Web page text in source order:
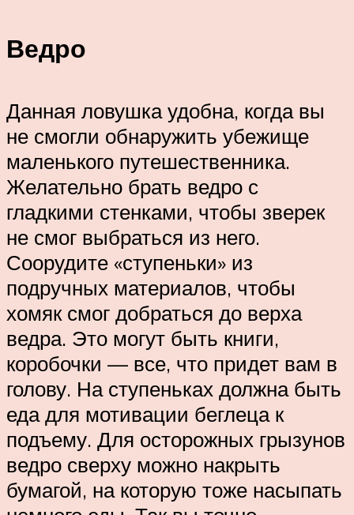
Ведро
Данная ловушка удобна, когда вы
не смогли обнаружить убежище
маленького путешественника.
Желательно брать ведро с
гладкими стенками, чтобы зверек
не смог выбраться из него.
Соорудите «ступеньки» из
подручных материалов, чтобы
хомяк смог добраться до верха
ведра. Это могут быть книги,
коробочки — все, что придет вам в
голову. На ступеньках должна быть
еда для мотивации беглеца к
подъему. Для осторожных грызунов
ведро сверху можно накрыть
бумагой, на которую тоже насыпать